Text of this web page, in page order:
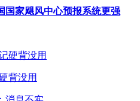
国家飓风中心预报系统更强
背没用